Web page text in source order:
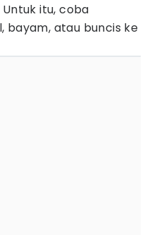
itu, coba
bayam, atau buncis ke